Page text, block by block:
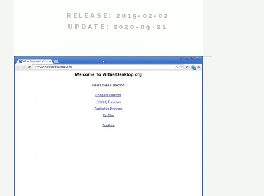
RELEASE: 2015-02-02
UPDATE: 2020-09-21